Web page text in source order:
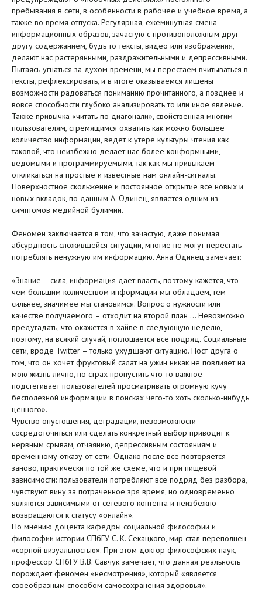
пребывания в сети, в особенности в рабочее и учебное время, а
также во время отпуска. Регулярная, ежеминутная смена
информационных образов, зачастую с противоположным друг
другу содержанием, будь то тексты, видео или изображения,
делают нас растерянными, раздражительными и депрессивными.
Пытаясь угнаться за духом времени, мы перестаем вчитываться в
тексты, рефлексировать, и в итоге оказываемся лишены
возможности радоваться пониманию прочитанного, а позднее и
вовсе способности глубоко анализировать то или иное явление.
Также привычка «читать по диагонали», свойственная многим
пользователям, стремящимся охватить как можно большее
количество информации, ведет к утере культуры чтения как
таковой, что неизбежно делает нас более конформными,
ведомыми и программируемыми, так как мы привыкаем
откликаться на простые и известные нам онлайн-сигналы.
Поверхностное скольжение и постоянное открытие все новых и
новых вкладок, по данным А. Одинец, является одним из
симптомов медийной булимии.
Феномен заключается в том, что зачастую, даже понимая
абсурдность сложившейся ситуации, многие не могут перестать
потреблять ненужную им информацию. Анна Одинец замечает:
«Знание – сила, информация дает власть, поэтому кажется, что
чем большим количеством информации мы обладаем, тем
сильнее, значимее мы становимся. Вопрос о нужности или
качестве получаемого – отходит на второй план … Невозможно
предугадать, что окажется в хайпе в следующую неделю,
поэтому, на всякий случай, поглощается все подряд. Социальные
сети, вроде Twitter – только ухудшают ситуацию. Пост друга о
том, что он хочет фруктовый салат на ужин никак не повлияет на
мою жизнь лично, но страх пропустить что-то важное
подстегивает пользователей просматривать огромную кучу
бесполезной информации в поисках чего-то хоть сколько-нибудь
ценного».
Чувство опустошения, деградации, невозможности
сосредоточиться или сделать конкретный выбор приводит к
нервным срывам, отчаянию, депрессивным состояниям и
временному отказу от сети. Однако после все повторяется
заново, практически по той же схеме, что и при пищевой
зависимости: пользователи потребляют все подряд без разбора,
чувствуют вину за потраченное зря время, но одновременно
являются зависимыми от сетевого контента и неизбежно
возвращаются к статусу «онлайн».
По мнению доцента кафедры социальной философии и
философии истории СПбГУ С. К. Секацкого, мир стал переполнен
«сорной визуальностью». При этом доктор философских наук,
профессор СПбГУ В.В. Савчук замечает, что данная реальность
порождает феномен «несмотрения», который «является
своеобразным способом самосохранения здоровья».